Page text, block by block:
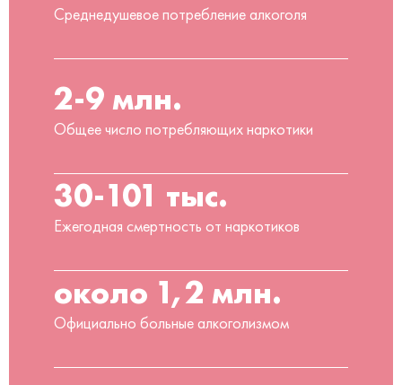
Среднедушевое потребление алкоголя
2-9 млн.
Общее число потребляющих наркотики
30-101 тыс.
Ежегодная смертность от наркотиков
около 1,2 млн.
Официально больные алкоголизмом